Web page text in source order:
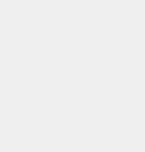
· Noben pes, ki je bil vegan
· Noben pes, ki je bil vegan več
· Noben pes, ki je bil
2,7 % (8/300) psov je imelo v
Izločanje dušikovih odpadnih
urina, kar poveča tveganje za